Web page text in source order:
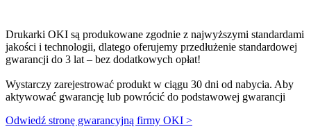
Drukarki OKI są produkowane zgodnie z najwyższymi standardami
jakości i technologii, dlatego oferujemy przedłużenie standardowej
gwarancji do 3 lat – bez dodatkowych opłat!
Wystarczy zarejestrować produkt w ciągu 30 dni od nabycia. Aby
aktywować gwarancję lub powrócić do podstawowej gwarancji
Odwiedź stronę gwarancyjną firmy OKI >